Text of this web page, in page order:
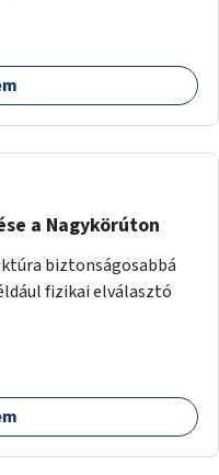
a Nagykörúton
biztonságosabbá
fizikai elválasztó